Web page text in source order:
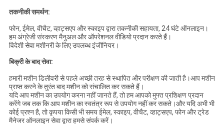
तकनीकी समर्थन:
फोन, ईमेल, वीचैट, व्हाट्सएप और स्काइप द्वारा तकनीकी सहायता, 24 घंटे ऑनलाइन।
हम अंग्रेजी संस्करण मैनुअल और ऑपरेशनल वीडियो प्रदान करते हैं।
विदेशी सेवा मशीनरी के लिए उपलब्ध इंजीनियर।
बिक्री के बाद सेवा:
हमारी मशीन डिलीवरी से पहले अच्छी तरह से स्थापित और परीक्षण की जाती है।आप मशीन
प्राप्त करने के तुरंत बाद मशीन को संचालित कर सकते हैं।
यदि आप मशीन का उपयोग करना नहीं जानते हैं, तो हम आपको मुफ्त प्रशिक्षण प्रदान
करेंगे जब तक कि आप मशीन का स्वतंत्र रूप से उपयोग नहीं कर सकते।और यदि अभी भी
कोई प्रश्न है, तो कृपया किसी भी समय ईमेल, स्काइप, वीचैट, व्हाट्सएप, फोन और ट्रेड
मैनेजर ऑनलाइन सेवा द्वारा हमसे संपर्क करें।